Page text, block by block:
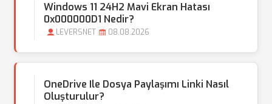
Windows 11 24H2 Mavi Ekran Hatası
0x000000D1 Nedir?
LEVERSNET 08.08.2026
OneDrive Ile Dosya Paylaşımı Linki Nasıl
Oluşturulur?